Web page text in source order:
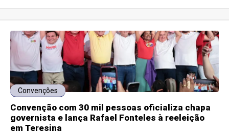
Convenções
Convenção com 30 mil pessoas oficializa chapa
governista e lança Rafael Fonteles à reeleição
em Teresina